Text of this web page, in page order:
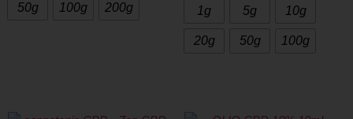
50g 100g 200g 1g 5g 10g
20g 50g 100g